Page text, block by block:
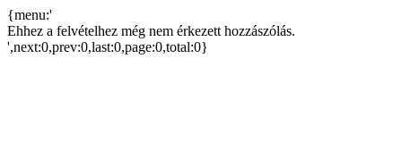
{menu:'
Ehhez a felvételhez még nem érkezett hozzászólás.
',next:0,prev:0,last:0,page:0,total:0}